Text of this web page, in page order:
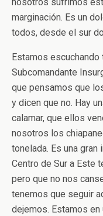
marginación. Es un
todos, desde el sur
Estamos
Subcomandante
que pensamos que
y dicen que no. Hay
calamar, que ellos
nosotros los
tonelada. Es una
Centro de Sur a Este
pero que no nos
tenemos que seguir
dejemos. Estamos